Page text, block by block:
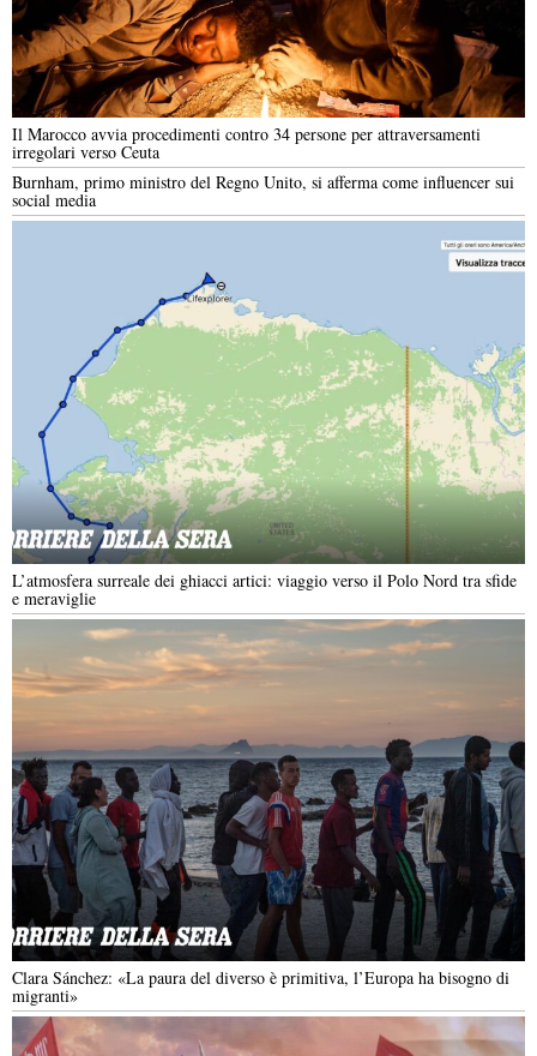
Il Marocco avvia procedimenti contro 34 persone per attraversamenti
irregolari verso Ceuta
Burnham, primo ministro del Regno Unito, si afferma come influencer sui
social media
L’atmosfera surreale dei ghiacci artici: viaggio verso il Polo Nord tra sfide
e meraviglie
Clara Sánchez: «La paura del diverso è primitiva, l’Europa ha bisogno di
migranti»